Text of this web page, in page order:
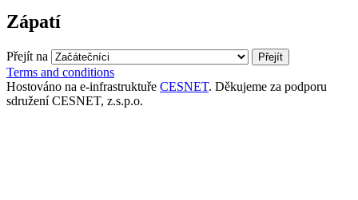
Zápatí
Přejít na
Terms and conditions
Hostováno na e-infrastruktuře CESNET. Děkujeme za podporu
sdružení CESNET, z.s.p.o.